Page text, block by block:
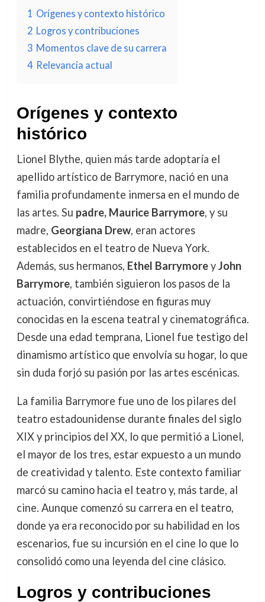
1 Orígenes y contexto histórico
2 Logros y contribuciones
3 Momentos clave de su carrera
4 Relevancia actual
Orígenes y contexto
histórico
Lionel Blythe, quien más tarde adoptaría el
apellido artístico de Barrymore, nació en una
familia profundamente inmersa en el mundo de
las artes. Su padre, Maurice Barrymore, y su
madre, Georgiana Drew, eran actores
establecidos en el teatro de Nueva York.
Además, sus hermanos, Ethel BarrymoreyJohn
Barrymore, también siguieron los pasos de la
actuación, convirtiéndose en figuras muy
conocidas en la escena teatral y cinematográfica.
Desde una edad temprana, Lionel fue testigo del
dinamismo artístico que envolvía su hogar, lo que
sin duda forjó su pasión por las artes escénicas.
La familia Barrymore fue uno de los pilares del
teatro estadounidense durante finales del siglo
XIX y principios del XX, lo que permitió a Lionel,
el mayor de los tres, estar expuesto a un mundo
de creatividad y talento. Este contexto familiar
marcó su camino hacia el teatro y, más tarde, al
cine. Aunque comenzó su carrera en el teatro,
donde ya era reconocido por su habilidad en los
escenarios, fue su incursión en el cine lo que lo
consolidó como una leyenda del cine clásico.
Logros y contribuciones